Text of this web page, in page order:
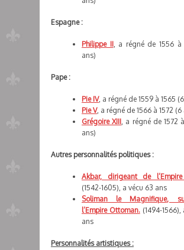
Espagne :
Philippe II, a régné de 1556 à
ans)
Pape :
Pie IV, a régné de 1559 à 1565
Pie V, a régné de 1566 à 1572 (6
Grégoire XIII, a régné de 1572
ans)
Autres personnalités politiques :
Akbar, dirigeant de
(1542-1605), a vécu 63 ans
Soliman le Magnifique,
l’Empire Ottoman.(1494-1566),
ans
Personnalités artistiques :